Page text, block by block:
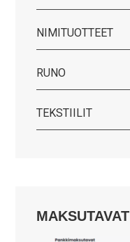
NIMITUOTTEET
RUNO
TEKSTIILIT
MAKSUTAVAT